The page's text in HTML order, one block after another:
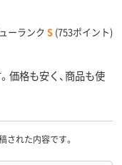
ーランク S (753ポイント)
価格も安く、商品も使
された内容です。